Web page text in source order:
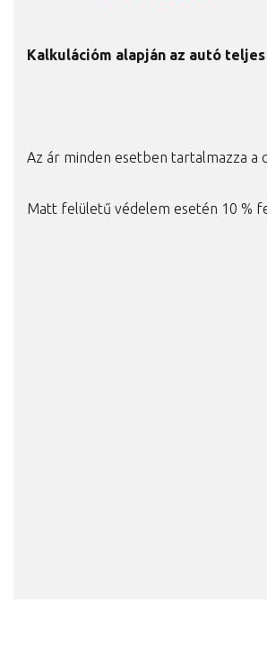
Kalkulációm alapján az autó
Az ár minden esetben tartalmazza a
Matt felületű védelem esetén 10 %